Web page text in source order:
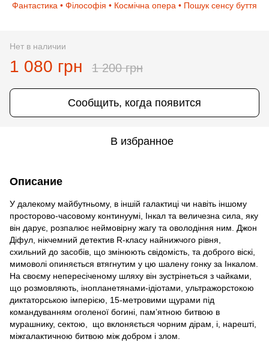
Фантастика • Філософія • Космічна опера • Пошук сенсу буття
Нет в наличии
1 080 грн 1 200 грн
Сообщить, когда появится
В избранное
Описание
У далекому майбутньому, в іншій галактиці чи навіть іншому
просторово-часовому континуумі, Інкал та величезна сила, яку
він дарує, розпалює неймовірну жагу та оволодіння ним. Джон
Діфул, нікчемний детектив R-класу найнижчого рівня,
схильний до засобів, що змінюють свідомість, та доброго віскі,
мимоволі опиняється втягнутим у цю шалену гонку за Інкалом.
На своєму непересіченому шляху він зустрінеться з чайками,
що розмовляють, інопланетянами-ідіотами, ультражорстокою
диктаторською імперією, 15-метровими щурами під
командуванням оголеної богині, пам’ятною битвою в
мурашнику, сектою, що вклоняється чорним дірам, і, нарешті,
міжгалактичною битвою між добром і злом.